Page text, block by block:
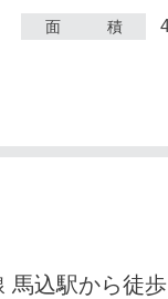
面 積
馬込駅から徒